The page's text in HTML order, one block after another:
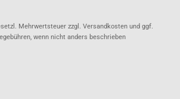
Mehrwertsteuer zzgl. Versandkosten und ggf.
wenn nicht anders beschrieben